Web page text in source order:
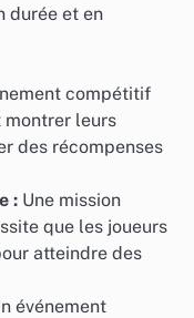
durée et en
compétitif
montrer leurs
des récompenses
: Une mission
que les joueurs
atteindre des
événement